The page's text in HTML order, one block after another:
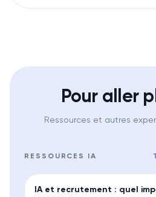
Pour aller
Ressources et autres
RESSOURCES IA
MÉTHODE
IA et recrutement : quel